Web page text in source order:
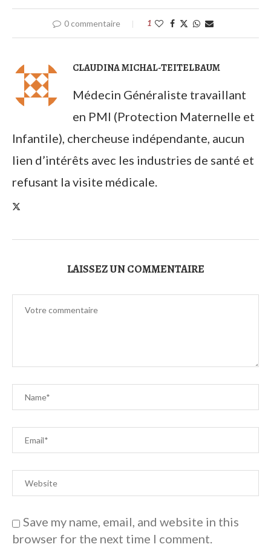
0 commentaire 1
CLAUDINA MICHAL-TEITELBAUM
Médecin Généraliste travaillant
en PMI (Protection Maternelle et
Infantile), chercheuse indépendante, aucun
lien d’intérêts avec les industries de santé et
refusant la visite médicale.
LAISSEZ UN COMMENTAIRE
Save my name, email, and website in this
browser for the next time I comment.